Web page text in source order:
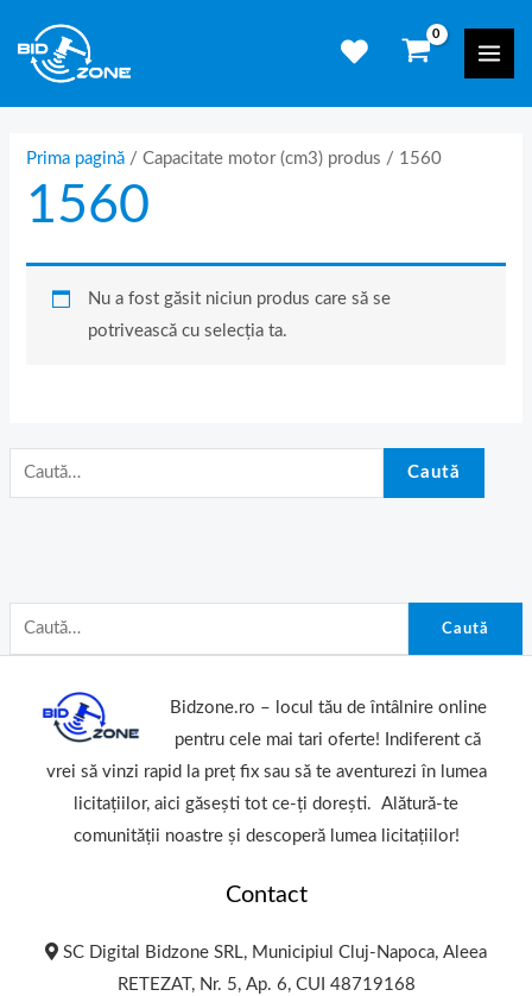
content
Caută
Caută
Prima pagină / Capacitate motor (cm3) produs / 1560
1560
Nu a fost găsit niciun produs care să se
potrivească cu selecția ta.
Bidzone.ro – locul tău de întâlnire online
pentru cele mai tari oferte! Indiferent că
vrei să vinzi rapid la preț fix sau să te aventurezi în lumea
licitațiilor, aici găsești tot ce-ți dorești. Alătură-te
comunității noastre și descoperă lumea licitațiilor!
Contact
SC Digital Bidzone SRL, Municipiul Cluj-Napoca, Aleea
RETEZAT, Nr. 5, Ap. 6, CUI 48719168